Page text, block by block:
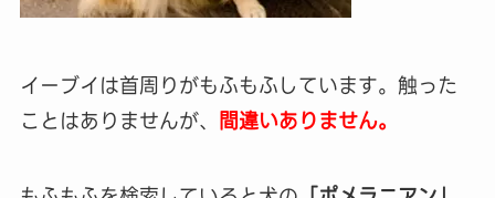
イーブイは首周りがもふもふしています。触った
ことはありませんが、 間違いありません。